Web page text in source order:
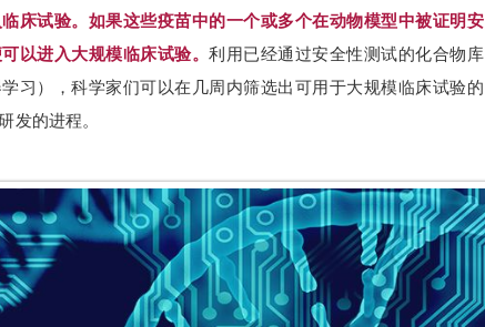
床试验。 如果这些疫苗中的一个或多个在动物模型中被证明安
以进入大规模临床试验。利用已经通过安全性测试的化合物库
习），科学家们可以在几周内筛选出可用于大规模临床试验的
发的进程。